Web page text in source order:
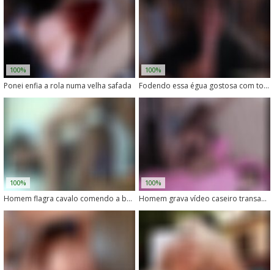
100%
Ponei enfia a rola numa velha safada
100%
Fodendo essa égua gostosa com toda a rola
100%
Homem flagra cavalo comendo a buceta de uma égua no cio
100%
Homem grava vídeo caseiro transando com éguas